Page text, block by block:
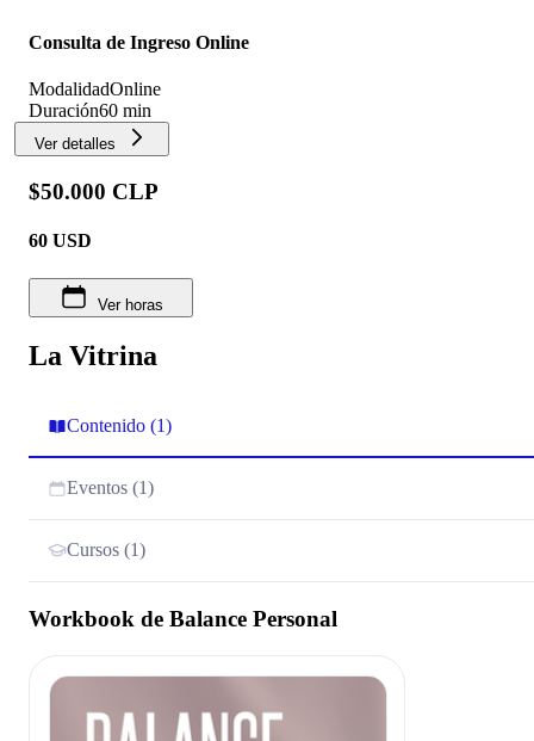
Consulta de Ingreso Online
ModalidadOnline
Duración60 min
Ver detalles
$50.000 CLP
60 USD
Ver horas
La Vitrina
Contenido (1)
Eventos (1)
Cursos (1)
Workbook de Balance Personal